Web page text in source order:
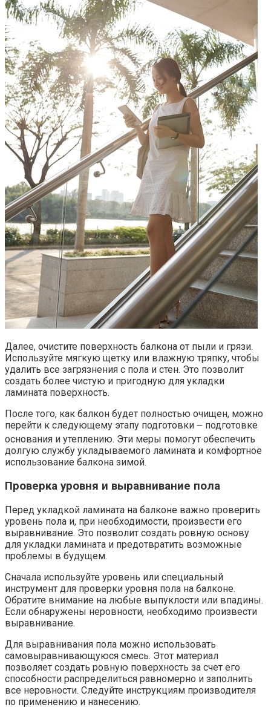
Далее, очистите поверхность балкона от пыли и грязи.​
Используйте мягкую щетку или влажную тряпку, чтобы
удалить все загрязнения с пола и стен.​ Это позволит
создать более чистую и пригодную для укладки
ламината поверхность.
После того, как балкон будет полностью очищен, можно
перейти к следующему этапу подготовки ౼ подготовке
основания и утеплению.​ Эти меры помогут обеспечить
долгую службу укладываемого ламината и комфортное
использование балкона зимой.​
Проверка уровня и выравнивание пола
Перед укладкой ламината на балконе важно проверить
уровень пола и, при необходимости, произвести его
выравнивание.​ Это позволит создать ровную основу
для укладки ламината и предотвратить возможные
проблемы в будущем.​
Сначала используйте уровень или специальный
инструмент для проверки уровня пола на балконе.​
Обратите внимание на любые выпуклости или впадины.​
Если обнаружены неровности, необходимо произвести
выравнивание.​
Для выравнивания пола можно использовать
самовыравнивающуюся смесь.​ Этот материал
позволяет создать ровную поверхность за счет его
способности распределиться равномерно и заполнить
все неровности.​ Следуйте инструкциям производителя
по применению и нанесению.